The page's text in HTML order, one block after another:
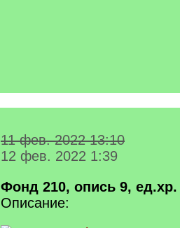
11 фев. 2022 13:10
12 фев. 2022 1:39
Фонд 210, опись 9, ед.хр.
Описание: